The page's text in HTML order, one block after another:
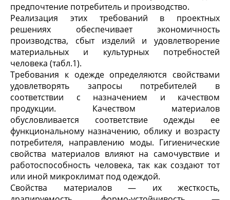
предпочтение потребитель и производство.
Реализация этих требований в проектных
решениях обеспечивает экономичность
производства, сбыт изделий и удовлетворение
материальных и культурных потребностей
человека (табл.1).
Требования к одежде определяются свойствами
удовлетворять запросы потребителей в
соответствии с назначением и качеством
продукции. Качеством материалов
обусловливается соответствие одежды ее
функциональному назначению, облику и возрасту
потребите­ля, направлению моды. Гигиенические
свойства материалов влия­ют на самочувствие и
работоспособность человека, так как созда­ют тот
или иной микроклимат под одеждой.
Свойства материалов — их жесткость,